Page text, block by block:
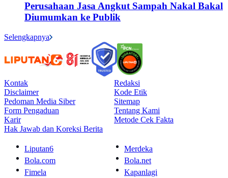
Perusahaan Jasa Angkut Sampah Nakal Bakal
Diumumkan ke Publik
Selengkapnya
Kontak
Redaksi
Disclaimer
Kode Etik
Pedoman Media Siber
Sitemap
Form Pengaduan
Tentang Kami
Karir
Metode Cek Fakta
Hak Jawab dan Koreksi Berita
Liputan6
Merdeka
Bola.com
Bola.net
Fimela
Kapanlagi